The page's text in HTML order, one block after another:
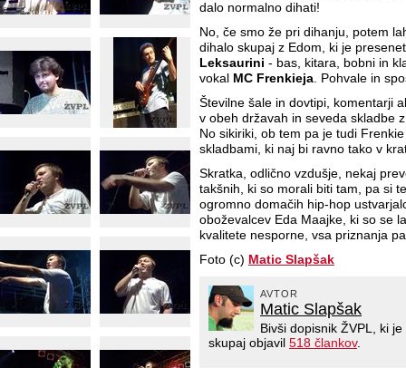
dalo normalno dihati!
No, če smo že pri dihanju, potem
dihalo skupaj z Edom, ki je
Leksaurini - bas, kitara, bobni in
vokal MC Frenkieja. Pohvale in
Številne šale in dovtipi, komentarji
v obeh državah in seveda skladbe
No sikiriki, ob tem pa je tudi
skladbami, ki naj bi ravno tako v
Skratka, odlično vzdušje, nekaj
takšnih, ki so morali biti tam, pa si
ogromno domačih hip-hop
oboževalcev Eda Maajke, ki so se
kvalitete nesporne, vsa priznanja
Foto (c) Matic Slapšak
AVTOR
Matic Slapšak
Bivši dopisnik ŽVPL, ki
skupaj objavil 518 člankov.